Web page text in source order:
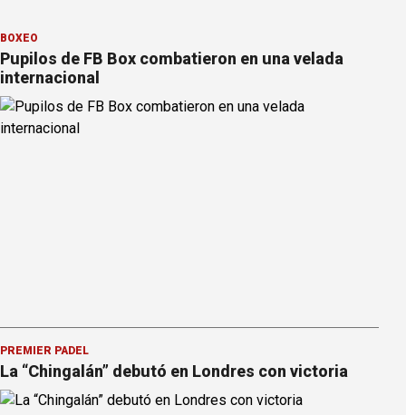
BOXEO
Pupilos de FB Box combatieron en una velada
internacional
PREMIER PÁDEL
La “Chingalán” debutó en Londres con victoria